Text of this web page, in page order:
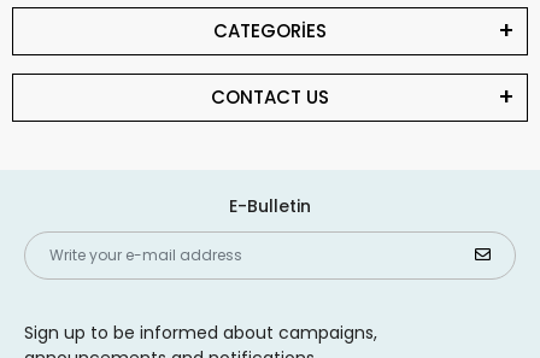
CATEGORİES
CONTACT US
E-Bulletin
Sign up to be informed about campaigns,